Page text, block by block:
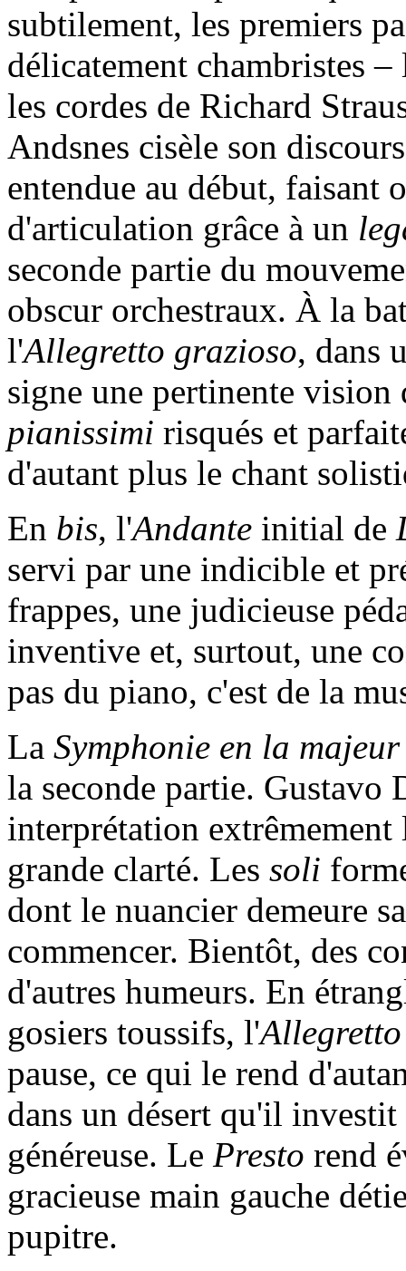
subtilement, les premiers
délicatement chambristes
les cordes de Richard
Andsnes cisèle son
entendue au début, faisant
d'articulation grâce à un
seconde partie du
obscur orchestraux. À la
l'Allegretto grazioso, dans
signe une pertinente vision
pianissimi risqués et
d'autant plus le chant
En bis, l'Andante initial de
servi par une indicible et
frappes, une judicieuse
inventive et, surtout, une
pas du piano, c'est de la
La Symphonie en la
la seconde partie. Gustavo
interprétation extrêmement
grande clarté. Les soli
dont le nuancier demeure
commencer. Bientôt, des
d'autres humeurs. En
gosiers toussifs, l'Allegretto
pause, ce qui le rend
dans un désert qu'il
généreuse. Le Presto rend
gracieuse main gauche
pupitre.